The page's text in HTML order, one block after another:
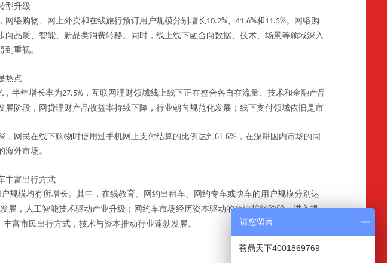
型升级
络购物、网上外卖和在线旅行预订用户规模分别增长10.2%、 41.6%和 11.5%。网络购
品质、智能、新品类消费转移。同时，线上线下融合向数据、技术、场景等领域深入
重视。
热点
，半年增长率为27.5% ，互联网理财领域线上线下正在整合各自在流量、技术和金融产品
展阶段，网贷理财产品收益率持续下降，行业朝向规范化发展；线下支付领域依旧是市
网民在线下购物时使用过手机网上支付结算的比例达到 61.6% ，在深耕国内市场的同
外市场。
丰富出行方式
规模均有所增长。其中，在线教育、网约出租车、网约专车或快车的用户规模分别达
展，人工智能技术驱动产业升级；网约车市场经历资本驱动的急速扩张阶段，进入规
丰富市民出行方式，技术与资本推动行业蓬勃发展。
请您留言
苍鼎天下4001869769